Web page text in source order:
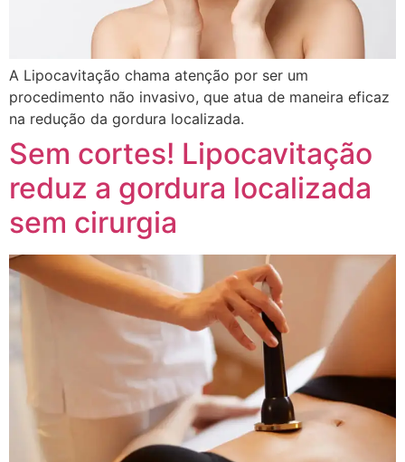
A Lipocavitação chama atenção por ser um
procedimento não invasivo, que atua de maneira eficaz
na redução da gordura localizada.
Sem cortes! Lipocavitação
reduz a gordura localizada
sem cirurgia